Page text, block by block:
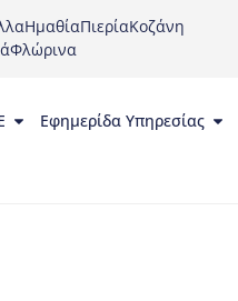
ΗμαθίαΠιερίαΚοζάνη
Φλώρινα
Εφημερίδα Υπηρεσίας